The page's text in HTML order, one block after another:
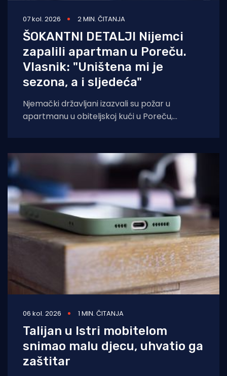
07 kol. 2026 2 MIN. ČITANJA
ŠOKANTNI DETALJI Nijemci
zapalili apartman u Poreču.
Vlasnik: "Uništena mi je
sezona, a i sljedeća"
Njemački državljani izazvali su požar u
apartmanu u obiteljskoj kući u Poreču,
06 kol. 2026 1 MIN. ČITANJA
Talijan u Istri mobitelom
snimao malu djecu, uhvatio ga
zaštitar